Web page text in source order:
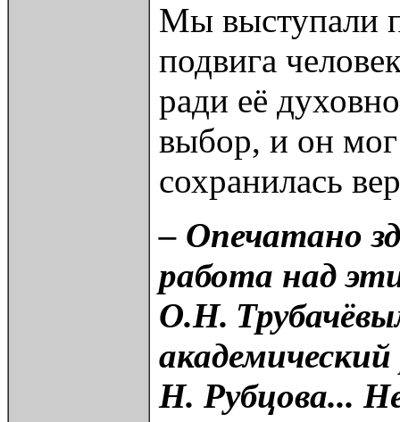
Мы выступали
подвига
ради её
выбор, и он мог
сохранилась
– Опечатано
работа над
О.Н.
Н. Рубцова...